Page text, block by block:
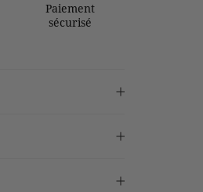
Paiement
sécurisé